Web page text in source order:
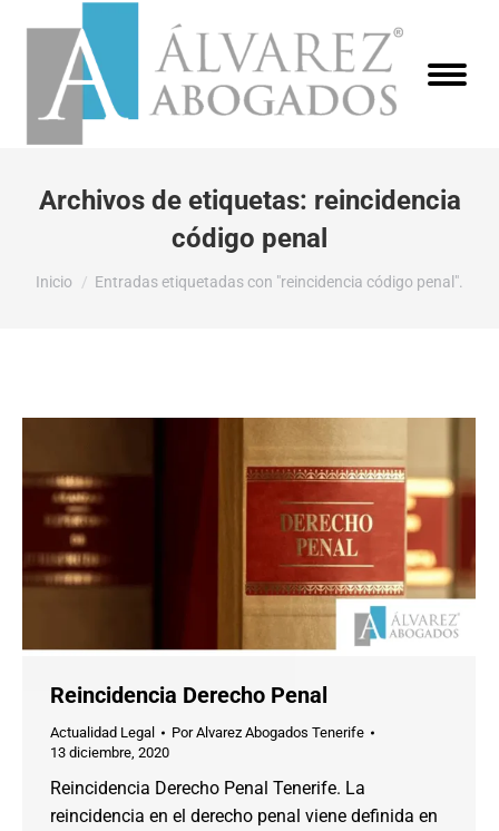
Archivos de etiquetas: reincidencia
código penal
Estás aquí:
Inicio Entradas etiquetadas con "reincidencia código penal".
Reincidencia Derecho Penal
Actualidad Legal PorAlvarez Abogados Tenerife
13 diciembre, 2020
Reincidencia Derecho Penal Tenerife. La
reincidencia en el derecho penal viene definida en